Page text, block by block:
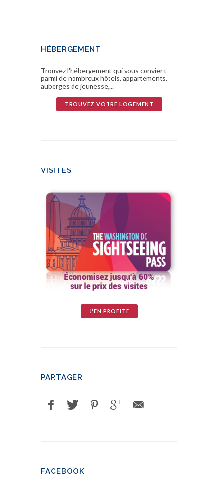
HÉBERGEMENT
Trouvez l'hébergement qui vous convient
parmi de nombreux hôtels, appartements,
auberges de jeunesse,...
TROUVEZ VOTRE LOGEMENT
VISITES
J'EN PROFITE
PARTAGER
FACEBOOK